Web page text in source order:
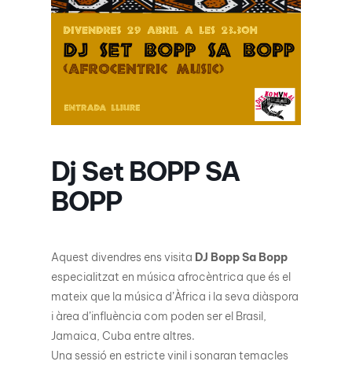
Dj Set BOPP SA
BOPP
Aquest divendres ens visita DJ Bopp Sa Bopp
especialitzat en música afrocèntrica que és el
mateix que la música d’Àfrica i la seva diàspora
i àrea d’influència com poden ser el Brasil,
Jamaica, Cuba entre altres.
Una sessió en estricte vinil i sonaran temacles